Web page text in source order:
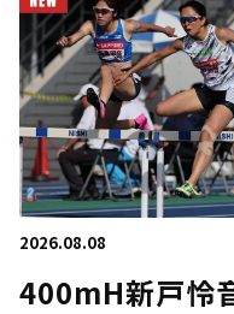
2026.08.08
400mH新戸怜